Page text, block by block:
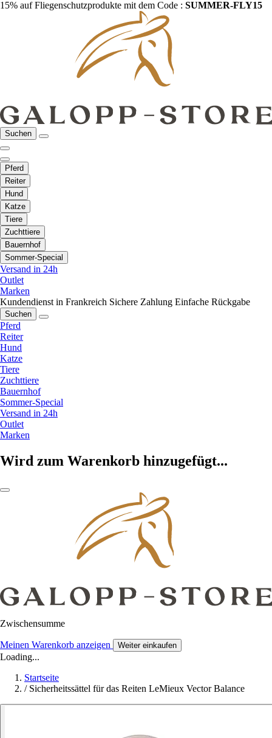
15% auf Fliegenschutzprodukte mit dem Code : SUMMER-FLY15
Suchen
Pferd
Reiter
Hund
Katze
Tiere
Zuchttiere
Bauernhof
Sommer-Special
Versand in 24h
Outlet
Marken
Kundendienst in Frankreich Sichere Zahlung Einfache Rückgabe
Suchen
Pferd
Reiter
Hund
Katze
Tiere
Zuchttiere
Bauernhof
Sommer-Special
Versand in 24h
Outlet
Marken
Wird zum Warenkorb hinzugefügt...
Zwischensumme
Meinen Warenkorb anzeigen Weiter einkaufen
Loading...
Startseite
/ Sicherheitssättel für das Reiten LeMieux Vector Balance